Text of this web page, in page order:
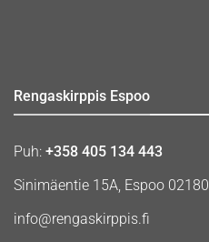
Rengaskirppis Espoo
Puh: +358 405 134 443
Sinimäentie 15A, Espoo 02180
info@rengaskirppis.fi